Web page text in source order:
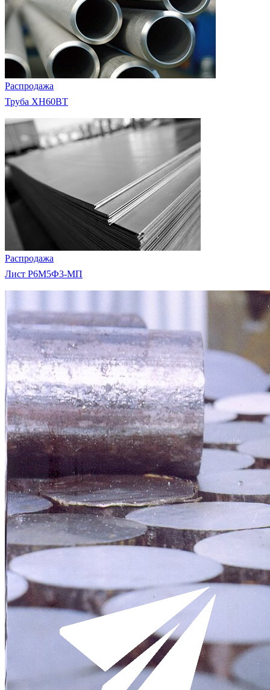
Распродажа
Труба ХН60ВТ
Распродажа
Лист Р6М5Ф3-МП